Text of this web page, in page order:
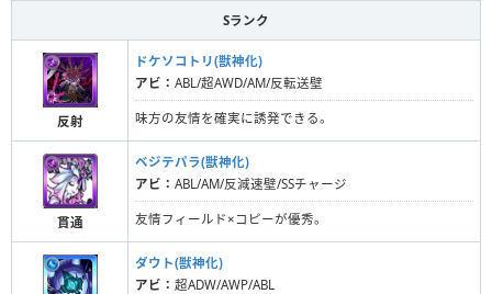
Sランク
反射
ドケソコトリ(獣神化)
アビ： ABL/超AWD/AM/反転送壁
味方の友情を確実に誘発できる。
貫通
ベジテパラ(獣神化)
アビ： ABL/AM/反減速壁/SSチャージ
友情フィールド×コピーが優秀。
ダウト(獣神化)
アビ： 超ADW/AWP/ABL